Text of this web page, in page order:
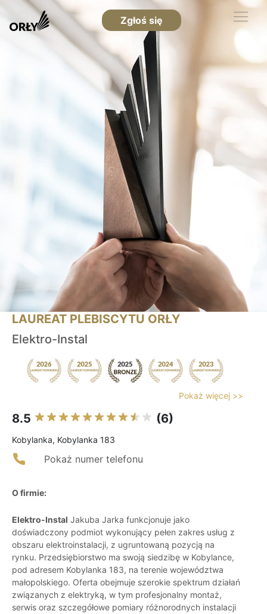
Zgłoś się
LAUREAT PLEBISCYTU ORŁY
Elektro-Instal
Pokaż więcej >>
8.5 (6)
Kobylanka, Kobylanka 183
Pokaż numer telefonu
O firmie:
Elektro-Instal Jakuba Jarka funkcjonuje jako
doświadczony podmiot wykonujący pełen zakres usług z
obszaru elektroinstalacji, z ugruntowaną pozycją na
rynku. Przedsiębiorstwo ma swoją siedzibę w Kobylance,
pod adresem Kobylanka 183, na terenie województwa
małopolskiego. Oferta obejmuje szerokie spektrum działań
związanych z elektryką, w tym profesjonalny montaż,
serwis oraz szczegółowe pomiary różnorodnych instalacji